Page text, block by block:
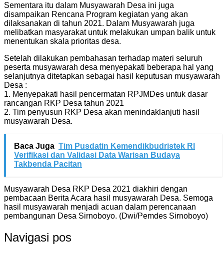
Sementara itu dalam Musyawarah Desa ini juga
disampaikan Rencana Program kegiatan yang akan
dilaksanakan di tahun 2021. Dalam Musyawarah juga
melibatkan masyarakat untuk melakukan umpan balik untuk
menentukan skala prioritas desa.
Setelah dilakukan pembahasan terhadap materi seluruh
peserta musyawarah desa menyepakati beberapa hal yang
selanjutnya ditetapkan sebagai hasil keputusan musyawarah
Desa :
1. Menyepakati hasil pencermatan RPJMDes untuk dasar
rancangan RKP Desa tahun 2021
2. Tim penyusun RKP Desa akan menindaklanjuti hasil
musyawarah Desa.
Baca Juga Tim Pusdatin Kemendikbudristek RI
Verifikasi dan Validasi Data Warisan Budaya
Takbenda Pacitan
Musyawarah Desa RKP Desa 2021 diakhiri dengan
pembacaan Berita Acara hasil musyawarah Desa. Semoga
hasil musyawarah menjadi acuan dalam perencanaan
pembangunan Desa Sirnoboyo. (Dwi/Pemdes Sirnoboyo)
Navigasi pos